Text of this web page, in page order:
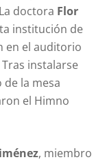
doctora Flor
institución de
en el auditorio
instalarse
la mesa
el Himno
, miembro